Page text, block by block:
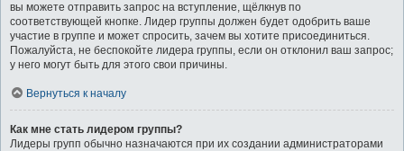
вы можете отправить запрос на вступление, щёлкнув по
соответствующей кнопке. Лидер группы должен будет одобрить ваше
участие в группе и может спросить, зачем вы хотите присоединиться.
Пожалуйста, не беспокойте лидера группы, если он отклонил ваш запрос;
у него могут быть для этого свои причины.
Вернуться к началу
Как мне стать лидером группы?
Лидеры групп обычно назначаются при их создании администраторами